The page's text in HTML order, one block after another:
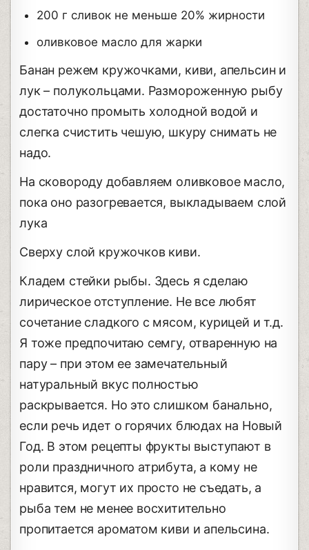
200 г сливок не меньше 20% жирности
оливковое масло для жарки
Банан режем кружочками, киви, апельсин и
лук – полукольцами. Размороженную рыбу
достаточно промыть холодной водой и
слегка счистить чешую, шкуру снимать не
надо.
На сковороду добавляем оливковое масло,
пока оно разогревается, выкладываем слой
лука
Сверху слой кружочков киви.
Кладем стейки рыбы. Здесь я сделаю
лирическое отступление. Не все любят
сочетание сладкого с мясом, курицей и т.д.
Я тоже предпочитаю семгу, отваренную на
пару – при этом ее замечательный
натуральный вкус полностью
раскрывается. Но это слишком банально,
если речь идет о горячих блюдах на Новый
Год. В этом рецепты фрукты выступают в
роли праздничного атрибута, а кому не
нравится, могут их просто не съедать, а
рыба тем не менее восхитительно
пропитается ароматом киви и апельсина.